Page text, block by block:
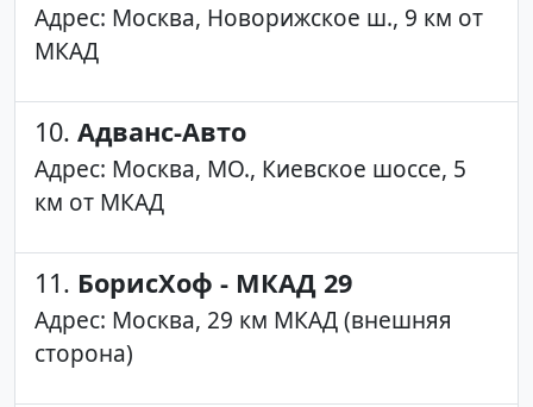
Адрес: Москва, Новорижское ш., 9 км от
МКАД
10. Адванс-Авто
Адрес: Москва, МО., Киевское шоссе, 5
км от МКАД
11. БорисХоф - МКАД 29
Адрес: Москва, 29 км МКАД (внешняя
сторона)